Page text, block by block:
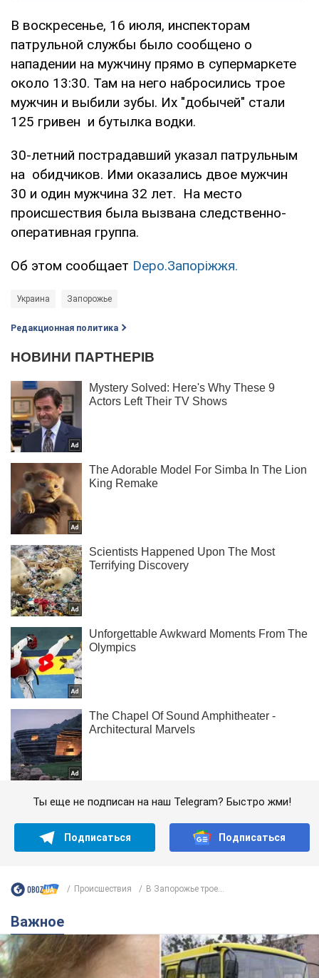
В воскресенье, 16 июля, инспекторам
патрульной службы было сообщено о
нападении на мужчину прямо в супермаркете
около 13:30. Там на него набросились трое
мужчин и выбили зубы. Их "добычей" стали
125 гривен и бутылка водки.
30-летний пострадавший указал патрульным
на обидчиков. Ими оказались двое мужчин
30 и один мужчина 32 лет. На место
происшествия была вызвана следственно-
оперативная группа.
Об этом сообщает Depo.Запоріжжя.
Украина Запорожье
Редакционная политика
Ты еще не подписан на наш Telegram? Быстро жми!
Подписаться Подписаться
Происшествия В Запорожье трое...
Важное